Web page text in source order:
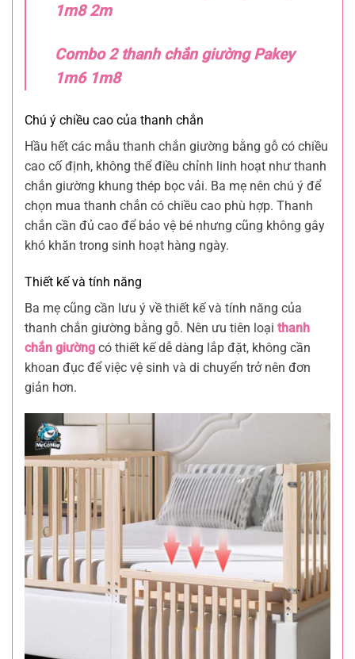
1m8 2m
Combo 2 thanh chắn giường Pakey
1m6 1m8
Chú ý chiều cao của thanh chắn
Hầu hết các mẫu thanh chắn giường bằng gỗ có chiều
cao cố định, không thể điều chỉnh linh hoạt như thanh
chắn giường khung thép bọc vải. Ba mẹ nên chú ý để
chọn mua thanh chắn có chiều cao phù hợp. Thanh
chắn cần đủ cao để bảo vệ bé nhưng cũng không gây
khó khăn trong sinh hoạt hàng ngày.
Thiết kế và tính năng
Ba mẹ cũng cần lưu ý về thiết kế và tính năng của
thanh chắn giường bằng gỗ. Nên ưu tiên loại thanh
chắn giường có thiết kế dễ dàng lắp đặt, không cần
khoan đục để việc vệ sinh và di chuyển trở nên đơn
giản hơn.